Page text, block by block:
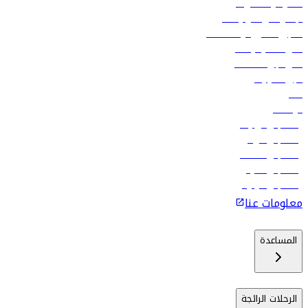
العقود والمشتريات
الإعلان على متن رحلاتنا
تسجيل الدخول لوكلاء السفر
أدنى أسعار الرحلات
فلاي دبي للعطلات
تأجير السيارات
فنادق
الوظائف
رحلات إلى تبيليسي
رحلات إلى الرياض
رحلات إلى مسقط
رحلات إلى ماليه
رحلات إلى كولومبو
معلومات عنا
المساعدة
الرحلات الرائجة